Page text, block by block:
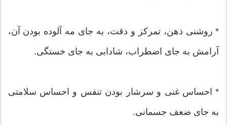
* روشنی ذهن، تمرکز و دقت، به جای مه آلوده بودن آن،
آرامش به جای اضطراب، شادابی به جای خستگی.
* احساس غنی و سرشار بودن تنفس و احساس سلامتی
به جای ضعف جسمانی.